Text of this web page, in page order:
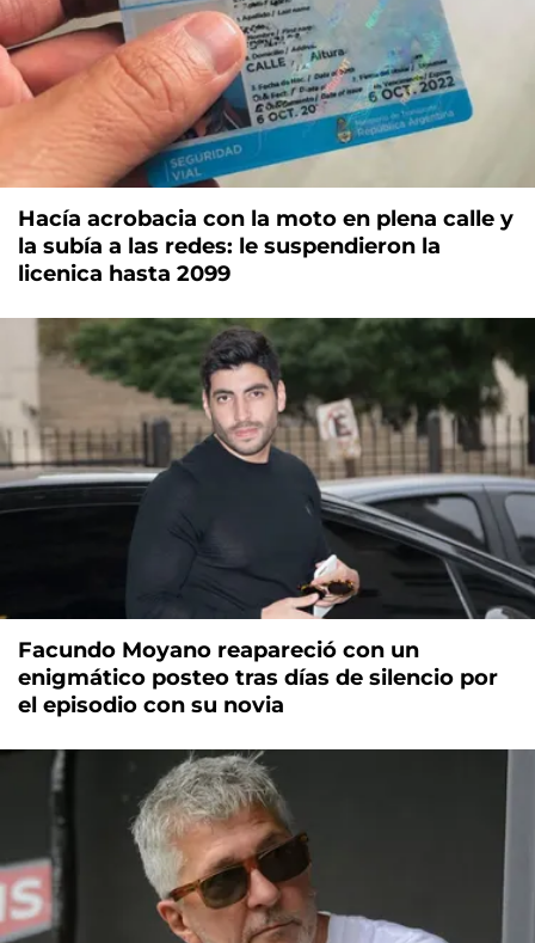
Hacía acrobacia con la moto en plena calle y
la subía a las redes: le suspendieron la
licenica hasta 2099
Facundo Moyano reapareció con un
enigmático posteo tras días de silencio por
el episodio con su novia